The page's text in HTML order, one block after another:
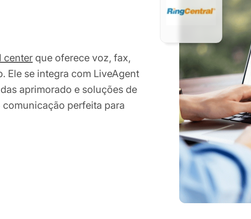
center que oferece voz, fax,
Ele se integra com LiveAgent
aprimorado e soluções de
perfeita para